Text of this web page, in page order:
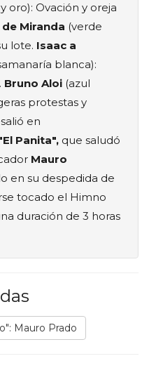
oro): Ovación y oreja
Miranda (verde
lote. Isaac a
blanca):
Bruno Aloi (azul
protestas y
en
Panita", que saludó
Mauro
en su despedida de
tocado el Himno
duración de 3 horas
Mauro Prado